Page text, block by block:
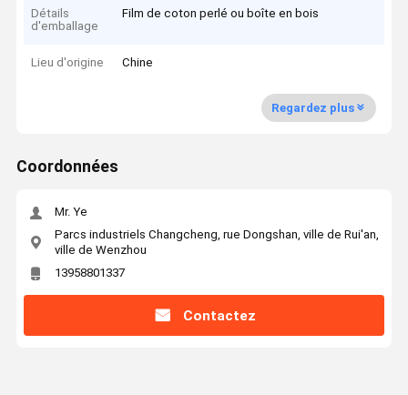
Détails
d'emballage
Film de coton perlé ou boîte en bois
Lieu d'origine Chine
Regardez plus
Coordonnées
Mr. Ye
Parcs industriels Changcheng, rue Dongshan, ville de Rui'an,
ville de Wenzhou
13958801337
Contactez